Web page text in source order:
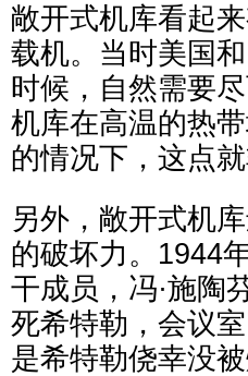
敞开式机库看起
载机。当时美国
时候，自然需要
机库在高温的热
的情况下，这点就
另外，敞开式机
的破坏力。1944
干成员，冯·施陶
死希特勒，会议
是希特勒侥幸没